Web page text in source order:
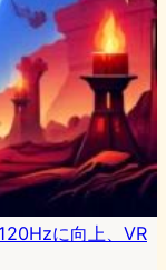
に向上、VR